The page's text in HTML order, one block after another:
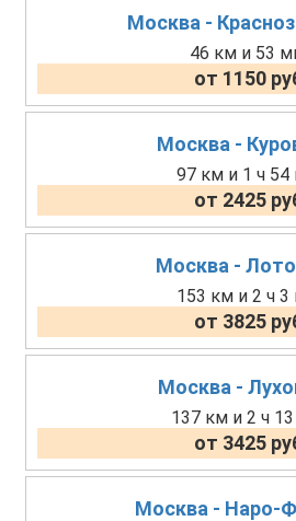
Москва -
46 км и 53
от 1150
Москва -
97 км и 1 ч 54
от 2425
Москва -
153 км и 2 ч 3
от 3825
Москва -
137 км и 2 ч
от 3425
Москва - Наро-